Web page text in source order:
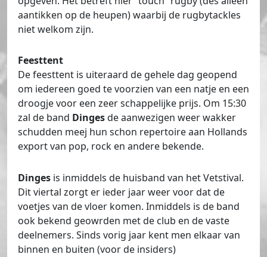
aantikken op de heupen) waarbij de rugbytackles
niet welkom zijn.
Feesttent
De feesttent is uiteraard de gehele dag geopend
om iedereen goed te voorzien van een natje en een
droogje voor een zeer schappelijke prijs. Om 15:30
zal de band Dingesde aanwezigen weer wakker
schudden meej hun schon repertoire aan Hollands
export van pop, rock en andere bekende.
Dinges is inmiddels de huisband van het Vetstival.
Dit viertal zorgt er ieder jaar weer voor dat de
voetjes van de vloer komen. Inmiddels is de band
ook bekend geowrden met de club en de vaste
deelnemers. Sinds vorig jaar kent men elkaar van
binnen en buiten (voor de insiders)